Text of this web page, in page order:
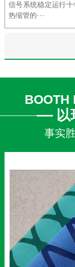
信号系统稳定运行十
热缩管的···
BOOTH
以
事实